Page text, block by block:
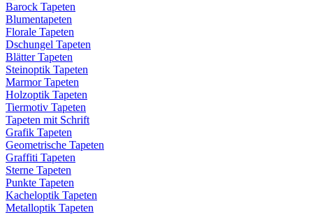
Barock Tapeten
Blumentapeten
Florale Tapeten
Dschungel Tapeten
Blätter Tapeten
Steinoptik Tapeten
Marmor Tapeten
Holzoptik Tapeten
Tiermotiv Tapeten
Tapeten mit Schrift
Grafik Tapeten
Geometrische Tapeten
Graffiti Tapeten
Sterne Tapeten
Punkte Tapeten
Kacheloptik Tapeten
Metalloptik Tapeten